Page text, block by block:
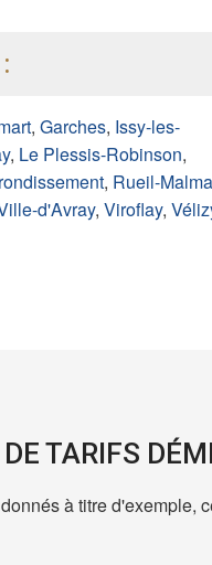
, Garches, Issy-les-
, Le Plessis-Robinson,
, Rueil-
d'Avray, Viroflay,
TARIFS
à titre